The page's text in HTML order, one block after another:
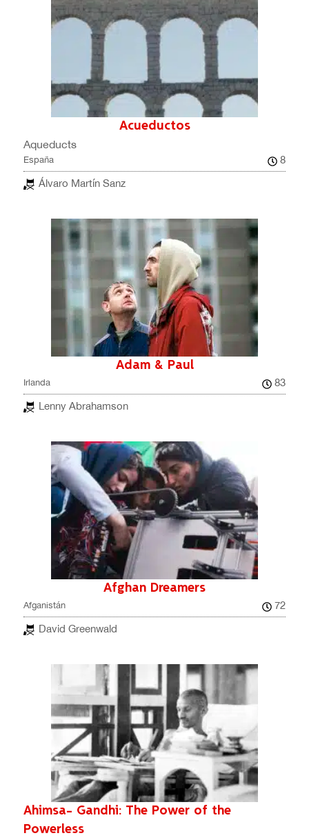
Acueductos
Aqueducts
España
8
Álvaro Martín Sanz
Adam & Paul
Irlanda
83
Lenny Abrahamson
Afghan Dreamers
Afganistán
72
David Greenwald
Ahimsa- Gandhi: The Power of the
Powerless